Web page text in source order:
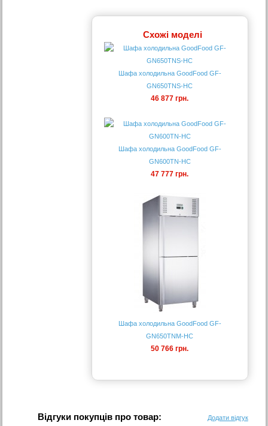
Схожі моделі
Шафа холодильна GoodFood GF-
GN650TNS-HC
46 877 грн.
Шафа холодильна GoodFood GF-
GN600TN-HC
47 777 грн.
Шафа холодильна GoodFood GF-
GN650TNM-HC
50 766 грн.
Відгуки покупців про товар: Додати відгук